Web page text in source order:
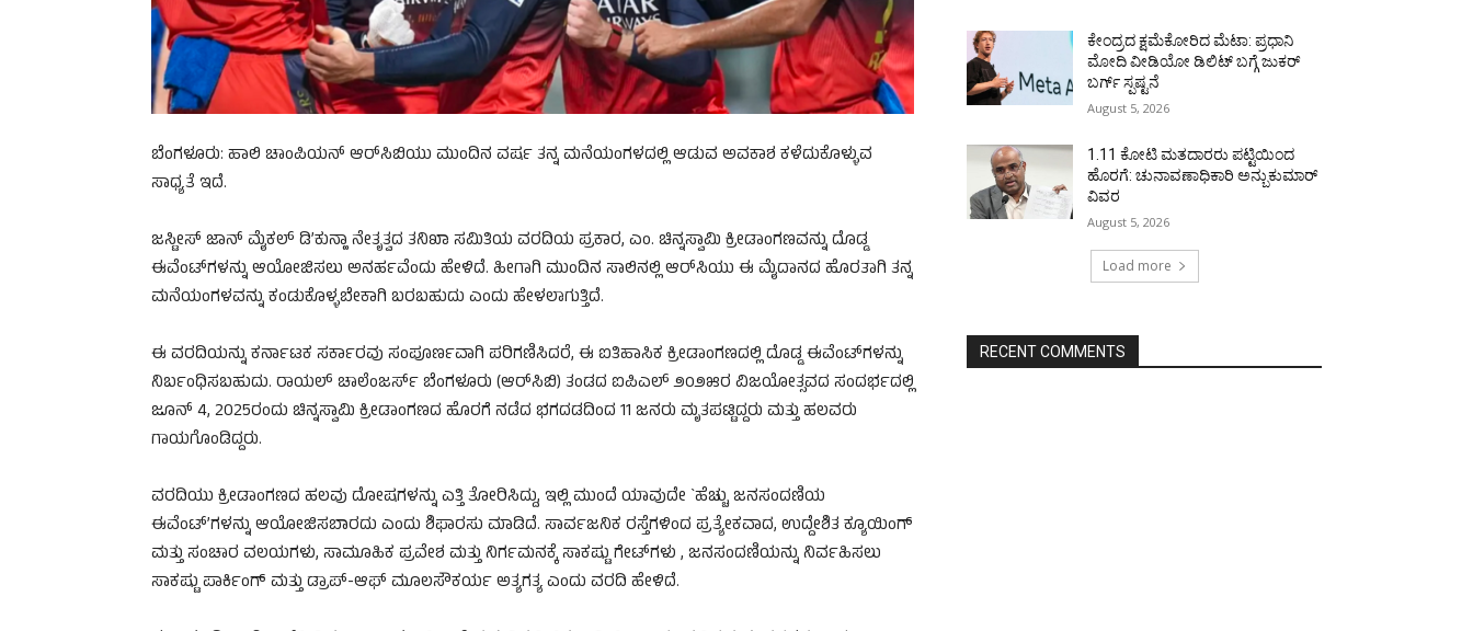
ಬೆಂಗಳೂರು: ಹಾಲಿ ಚಾಂಪಿಯನ್ ಆರ್‌ಸಿಬಿಯು ಮುಂದಿನ ವರ್ಷ ತನ್ನ ಮನೆಯಂಗಳದಲ್ಲಿ ಆಡುವ ಅವಕಾಶ ಕಳೆದುಕೊಳ್ಳುವ
ಸಾಧ್ಯತೆ ಇದೆ.
ಜಸ್ಟೀಸ್ ಜಾನ್ ಮೈಕಲ್ ಡಿ’ಕುನ್ಹಾ ನೇತೃತ್ವದ ತನಿಖಾ ಸಮಿತಿಯ ವರದಿಯ ಪ್ರಕಾರ, ಎಂ. ಚಿನ್ನಸ್ವಾಮಿ ಕ್ರೀಡಾಂಗಣವನ್ನು ದೊಡ್ಡ
ಈವೆಂಟ್‌ಗಳನ್ನು ಆಯೋಜಿಸಲು ಅನರ್ಹವೆಂದು ಹೇಳಿದೆ. ಹೀಗಾಗಿ ಮುಂದಿನ ಸಾಲಿನಲ್ಲಿ ಆರ್‌ಸಿಯು ಈ ಮೈದಾನದ ಹೊರತಾಗಿ ತನ್ನ
ಮನೆಯಂಗಳವನ್ನು ಕಂಡುಕೊಳ್ಳಬೇಕಾಗಿ ಬರಬಹುದು ಎಂದು ಹೇಳಲಾಗುತ್ತಿದೆ.
ಈ ವರದಿಯನ್ನು ಕರ್ನಾಟಕ ಸರ್ಕಾರವು ಸಂಪೂರ್ಣವಾಗಿ ಪರಿಗಣಿಸಿದರೆ, ಈ ಐತಿಹಾಸಿಕ ಕ್ರೀಡಾಂಗಣದಲ್ಲಿ ದೊಡ್ಡ ಈವೆಂಟ್‌ಗಳನ್ನು
ನಿರ್ಬಂಧಿಸಬಹುದು. ರಾಯಲ್ ಚಾಲೆಂಜರ್ಸ್ ಬೆಂಗಳೂರು (ಆರ್‌ಸಿಬಿ) ತಂಡದ ಐಪಿಎಲ್ ೨೦೨೫ರ ವಿಜಯೋತ್ಸವದ ಸಂದರ್ಭದಲ್ಲಿ
ಜೂನ್ 4, 2025ರಂದು ಚಿನ್ನಸ್ವಾಮಿ ಕ್ರೀಡಾಂಗಣದ ಹೊರಗೆ ನಡೆದ ಭಗದಡದಿಂದ 11 ಜನರು ಮೃತಪಟ್ಟಿದ್ದರು ಮತ್ತು ಹಲವರು
ಗಾಯಗೊಂಡಿದ್ದರು.
ವರದಿಯು ಕ್ರೀಡಾಂಗಣದ ಹಲವು ದೋಷಗಳನ್ನು ಎತ್ತಿ ತೋರಿಸಿದ್ದು, ಇಲ್ಲಿ ಮುಂದೆ ಯಾವುದೇ `ಹೆಚ್ಚು ಜನಸಂದಣಿಯ
ಈವೆಂಟ್’ಗಳನ್ನು ಆಯೋಜಿಸಬಾರದು ಎಂದು ಶಿಫಾರಸು ಮಾಡಿದೆ. ಸಾರ್ವಜನಿಕ ರಸ್ತೆಗಳಿಂದ ಪ್ರತ್ಯೇಕವಾದ, ಉದ್ದೇಶಿತ ಕ್ಯೂಯಿಂಗ್
ಮತ್ತು ಸಂಚಾರ ವಲಯಗಳು, ಸಾಮೂಹಿಕ ಪ್ರವೇಶ ಮತ್ತು ನಿರ್ಗಮನಕ್ಕೆ ಸಾಕಷ್ಟು ಗೇಟ್‌ಗಳು , ಜನಸಂದಣಿಯನ್ನು ನಿರ್ವಹಿಸಲು
ಸಾಕಷ್ಟು ಪಾರ್ಕಿಂಗ್ ಮತ್ತು ಡ್ರಾಪ್-ಆಫ್ ಮೂಲಸೌಕರ್ಯ ಅತ್ಯಗತ್ಯ ಎಂದು ವರದಿ ಹೇಳಿದೆ.
ಕೇಂದ್ರದ ಕ್ಷಮೆಕೋರಿದ ಮೆಟಾ: ಪ್ರಧಾನಿ
ಮೋದಿ ವೀಡಿಯೋ ಡಿಲಿಟ್ ಬಗ್ಗೆ ಜುಕರ್
ಬರ್ಗ್ ಸ್ಪಷ್ಟನೆ
August 5, 2026
1.11 ಕೋಟಿ ಮತದಾರರು ಪಟ್ಟಿಯಿಂದ
ಹೊರಗೆ: ಚುನಾವಣಾಧಿಕಾರಿ ಅನ್ಬುಕುಮಾರ್
ವಿವರ
August 5, 2026
Load more
RECENT COMMENTS